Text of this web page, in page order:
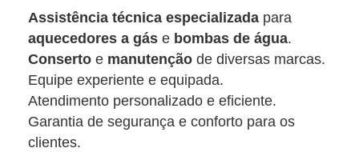
Assistência técnica especializada para
aquecedores a gás e bombas de água.
Conserto e manutenção de diversas marcas.
Equipe experiente e equipada.
Atendimento personalizado e eficiente.
Garantia de segurança e conforto para os
clientes.